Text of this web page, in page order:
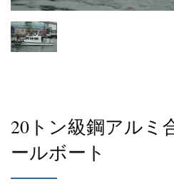
20トン級鋼アルミ
ールボート